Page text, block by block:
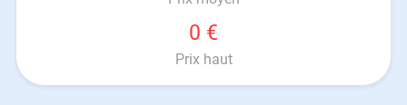
0 €
Prix haut